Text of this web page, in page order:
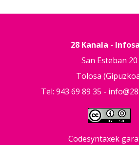
28 Kanala -
San Esteban 20
Tolosa
Tel: 943 69 89 35 -
Codesyntaxek